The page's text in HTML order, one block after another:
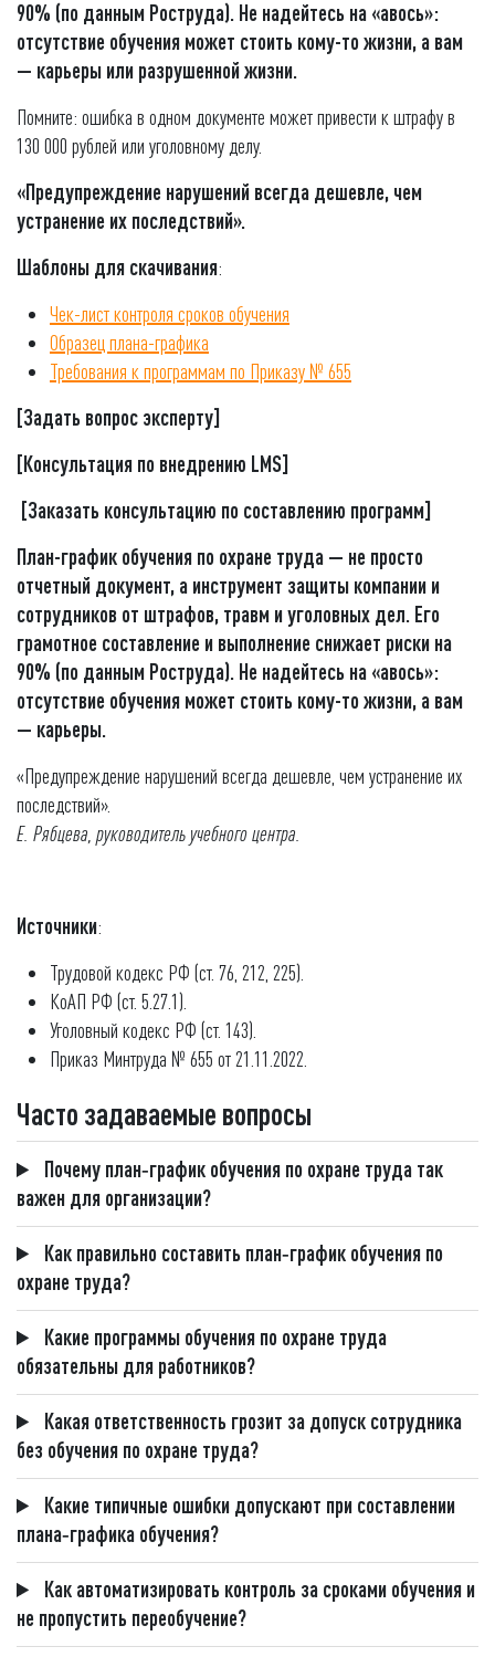
90% (по данным Роструда). Не надейтесь на «авось»:
отсутствие обучения может стоить кому-то жизни, а вам
— карьеры или разрушенной жизни.
Помните: ошибка в одном документе может привести к штрафу в
130 000 рублей или уголовному делу.
«Предупреждение нарушений всегда дешевле, чем
устранение их последствий».
Шаблоны для скачивания:
Чек-лист контроля сроков обучения
Образец плана-графика
Требования к программам по Приказу № 655
[Задать вопрос эксперту]
[Консультация по внедрению LMS]
[Заказать консультацию по составлению программ]
План-график обучения по охране труда — не просто
отчетный документ, а инструмент защиты компании и
сотрудников от штрафов, травм и уголовных дел. Его
грамотное составление и выполнение снижает риски на
90% (по данным Роструда). Не надейтесь на «авось»:
отсутствие обучения может стоить кому-то жизни, а вам
— карьеры.
«Предупреждение нарушений всегда дешевле, чем устранение их
последствий».
Е. Рябцева, руководитель учебного центра.
Источники:
Трудовой кодекс РФ (ст. 76, 212, 225).
КоАП РФ (ст. 5.27.1).
Уголовный кодекс РФ (ст. 143).
Приказ Минтруда № 655 от 21.11.2022.
Часто задаваемые вопросы
Почему план‑график обучения по охране труда так
важен для организации?
Как правильно составить план‑график обучения по
охране труда?
Какие программы обучения по охране труда
обязательны для работников?
Какая ответственность грозит за допуск сотрудника
без обучения по охране труда?
Какие типичные ошибки допускают при составлении
плана‑графика обучения?
Как автоматизировать контроль за сроками обучения и
не пропустить переобучение?